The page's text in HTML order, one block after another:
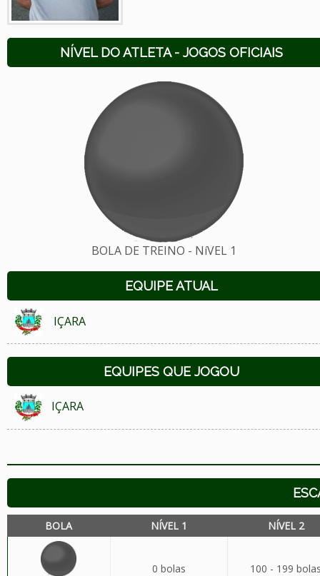
NÍVEL DO ATLETA - JOGOS OFICIAIS
BOLA DE TREINO - NíVEL 1
EQUIPE ATUAL
IÇARA
EQUIPES QUE JOGOU
IÇARA
BOLA NÍVEL 1 NÍVEL 2
0 bolas 100 - 199